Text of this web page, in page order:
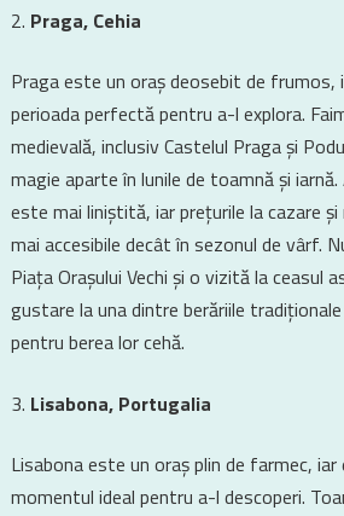
Praga, Cehia
Praga este un oraș deosebit de
perioada perfectă pentru a-l explora.
medievală, inclusiv Castelul Praga și
magie aparte în lunile de toamnă și
este mai liniștită, iar prețurile la cazare
mai accesibile decât în sezonul de vârf.
Piața Orașului Vechi și o vizită la ceasul
gustare la una dintre berăriile
pentru berea lor cehă.
Lisabona, Portugalia
Lisabona este un oraș plin de farmec,
momentul ideal pentru a-l descoperi.